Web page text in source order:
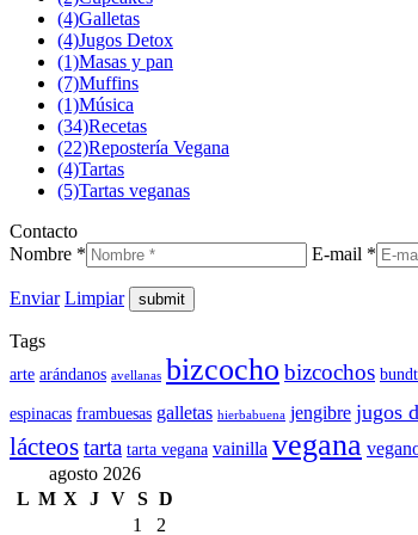
(4)Galletas
(4)Jugos Detox
(1)Masas y pan
(7)Muffins
(1)Música
(34)Recetas
(22)Repostería Vegana
(4)Tartas
(5)Tartas veganas
Contacto
Nombre *
E-mail *
Enviar Limpiar
Tags
arte arándanos avellanas bizcocho bizcochos
espinacas frambuesas galletas hierbabuena jengibre jugos
lácteostarta tarta vegana vainilla vegana
agosto 2026
L M X J V S D
1
2